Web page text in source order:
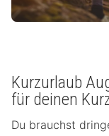
Kurzurlaub
für deinen
Du brauchst